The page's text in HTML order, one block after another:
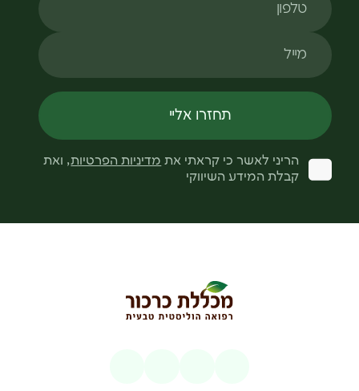
מייל
תחזרו אליי
הריני לאשר כי קראתי את מדיניות הפרטיות, ואת
קבלת המידע השיווקי